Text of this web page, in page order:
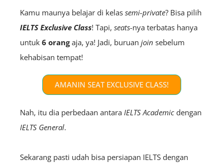
Kamu maunya belajar di kelas semi-private? Bisa pilih
IELTS Exclusive Class! Tapi, seats-nya terbatas hanya
untuk 6 orangaja, ya! Jadi, buruan join sebelum
kehabisan tempat!
AMANIN SEAT EXCLUSIVE CLASS!
Nah, itu dia perbedaan antara IELTS Academic dengan
IELTS General.
Sekarang pasti udah bisa persiapan IELTS dengan